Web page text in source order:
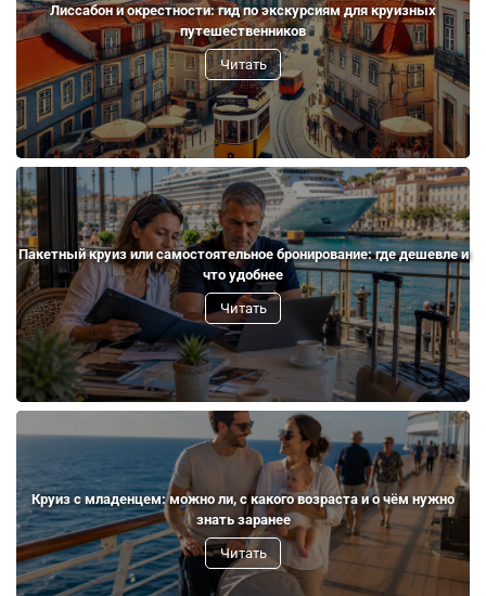
Лиссабон и окрестности: гид по экскурсиям для круизных
путешественников
Читать
Пакетный круиз или самостоятельное бронирование: где дешевле и
что удобнее
Читать
Круиз с младенцем: можно ли, с какого возраста и о чём нужно
знать заранее
Читать